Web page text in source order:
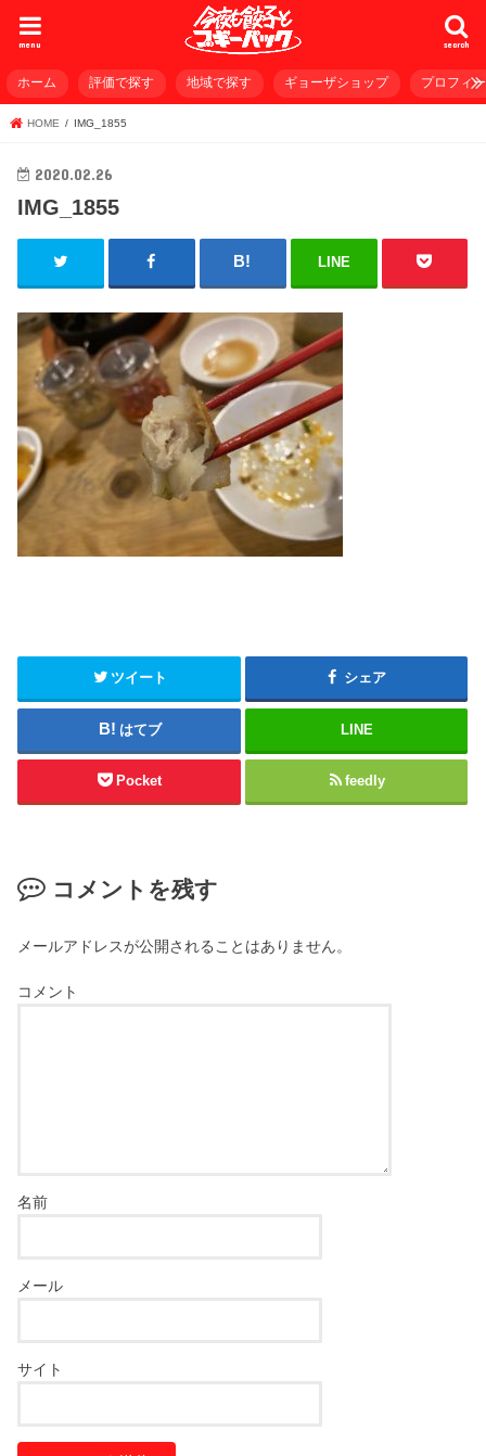
search
menu
ホーム 評価で探す 地域で探す ギョーザショップ プロフィ
HOME IMG_1855
2020.02.26
IMG_1855
LINE
ツイート シェア
はてブ LINE
Pocket feedly
コメントを残す
メールアドレスが公開されることはありません。
コメント
名前
メール
サイト